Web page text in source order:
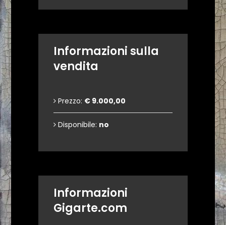
Informazioni sulla
vendita
Prezzo: € 9.000,00
Disponibile: no
Informazioni
Gigarte.com